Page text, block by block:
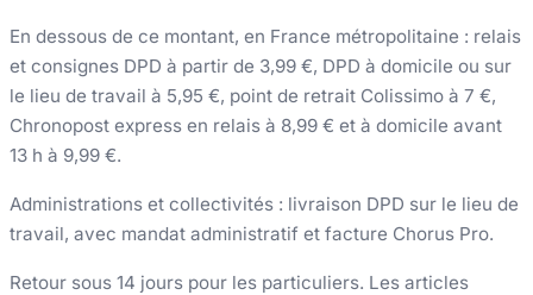
En dessous de ce montant, en France métropolitaine : relais
et consignes DPD à partir de 3,99 €, DPD à domicile ou sur
le lieu de travail à 5,95 €, point de retrait Colissimo à 7 €,
Chronopost express en relais à 8,99 € et à domicile avant
13 h à 9,99 €.
Administrations et collectivités : livraison DPD sur le lieu de
travail, avec mandat administratif et facture Chorus Pro.
Retour sous 14 jours pour les particuliers. Les articles